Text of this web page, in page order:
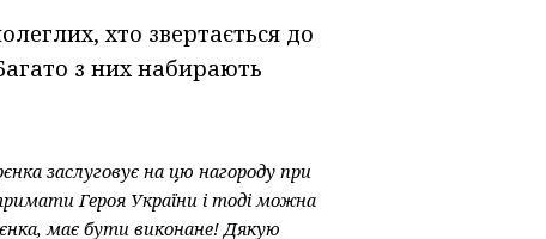
хто звертається до
з них набирають
заслуговує на цю нагороду при
Героя України і тоді можна
має бути виконане! Дякую